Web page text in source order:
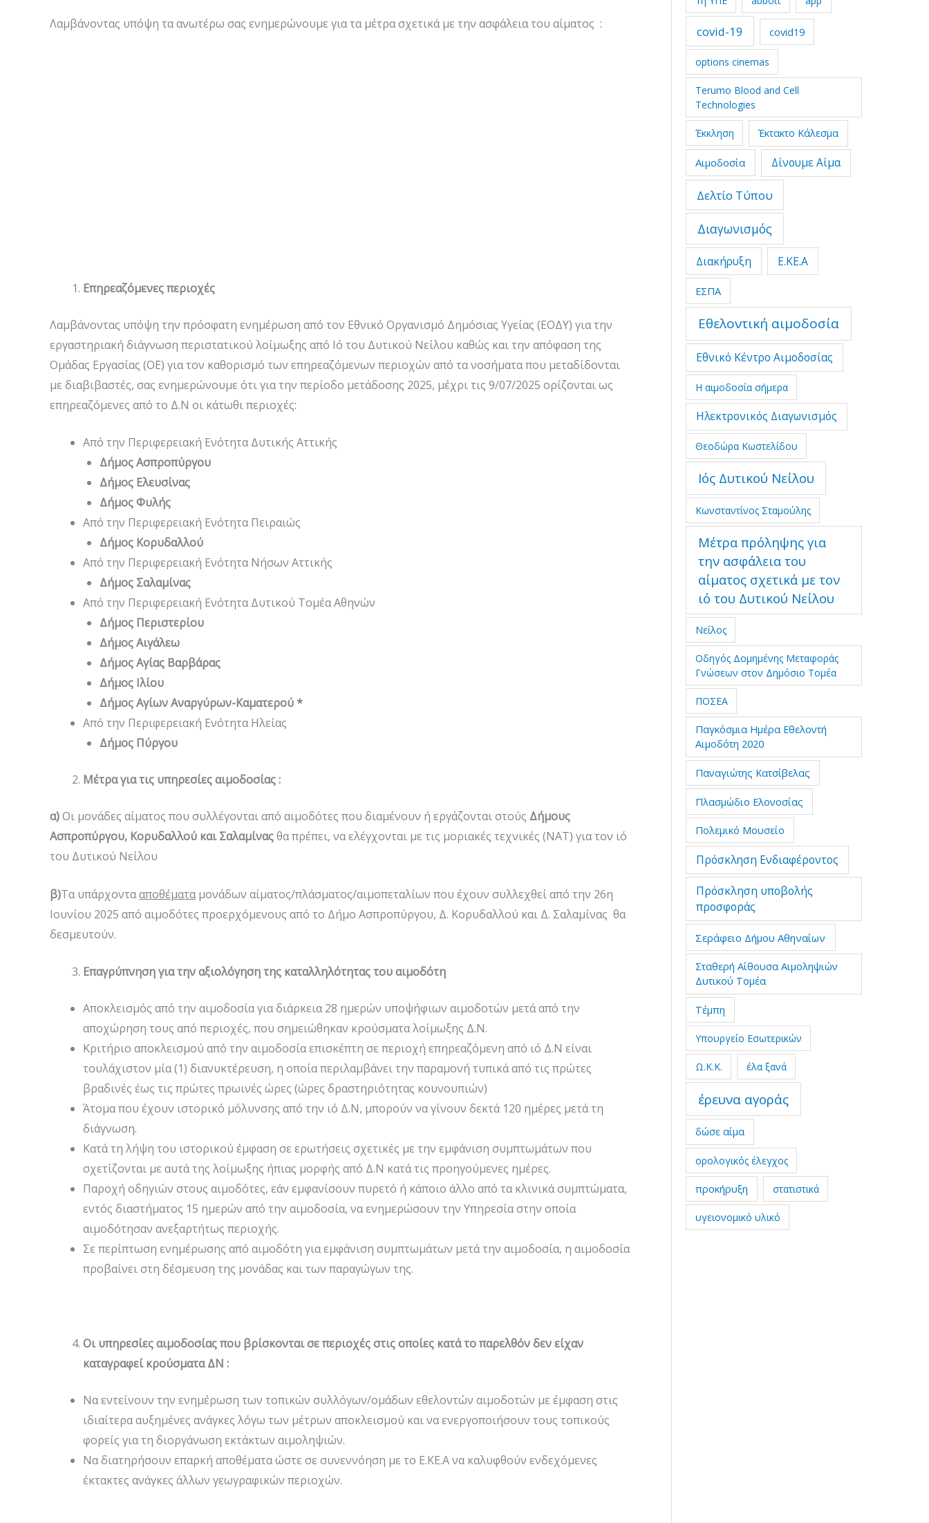
Λαμβάνοντας υπόψη τα ανωτέρω σας ενημερώνουμε για τα μέτρα σχετικά με την ασφάλεια του αίματος :
Επηρεαζόμενες περιοχές
Λαμβάνοντας υπόψη την πρόσφατη ενημέρωση από τον Εθνικό Οργανισμό Δημόσιας Υγείας (ΕΟΔΥ) για την
εργαστηριακή διάγνωση περιστατικού λοίμωξης από Ιό του Δυτικού Νείλου καθώς και την απόφαση της
Ομάδας Εργασίας (ΟΕ) για τον καθορισμό των επηρεαζόμενων περιοχών από τα νοσήματα που μεταδίδονται
με διαβιβαστές, σας ενημερώνουμε ότι για την περίοδο μετάδοσης 2025, μέχρι τις 9/07/2025 ορίζονται ως
επηρεαζόμενες από το Δ.Ν οι κάτωθι περιοχές:
Από την Περιφερειακή Ενότητα Δυτικής Αττικής
Δήμος Ασπροπύργου
Δήμος Ελευσίνας
Δήμος Φυλής
Από την Περιφερειακή Ενότητα Πειραιώς
Δήμος Κορυδαλλού
Από την Περιφερειακή Ενότητα Νήσων Αττικής
Δήμος Σαλαμίνας
Από την Περιφερειακή Ενότητα Δυτικού Τομέα Αθηνών
Δήμος Περιστερίου
Δήμος Αιγάλεω
Δήμος Αγίας Βαρβάρας
Δήμος Ιλίου
Δήμος Αγίων Αναργύρων-Καματερού *
Από την Περιφερειακή Ενότητα Ηλείας
Δήμος Πύργου
Μέτρα για τις υπηρεσίες αιμοδοσίας :
α)Οι μονάδες αίματος που συλλέγονται από αιμοδότες που διαμένουν ή εργάζονται στούς Δήμους
Ασπροπύργου, Κορυδαλλού και Σαλαμίναςθα πρέπει, να ελέγχονται με τις μοριακές τεχνικές (ΝΑΤ) για τον ιό
του Δυτικού Νείλου
β)Τα υπάρχοντααποθέματαμονάδων αίματος/πλάσματος/αιμοπεταλίων που έχουν συλλεχθεί από την 26η
Ιουνίου 2025 από αιμοδότες προερχόμενους από το Δήμο Ασπροπύργου, Δ. Κορυδαλλού και Δ. Σαλαμίνας θα
δεσμευτούν.
Επαγρύπνηση για την αξιολόγηση της καταλληλότητας του αιμοδότη
Αποκλεισμός από την αιμοδοσία για διάρκεια 28 ημερών υποψήφιων αιμοδοτών μετά από την
αποχώρηση τους από περιοχές, που σημειώθηκαν κρούσματα λοίμωξης Δ.Ν.
Κριτήριο αποκλεισμού από την αιμοδοσία επισκέπτη σε περιοχή επηρεαζόμενη από ιό Δ.Ν είναι
τουλάχιστον μία (1) διανυκτέρευση, η οποία περιλαμβάνει την παραμονή τυπικά από τις πρώτες
βραδινές έως τις πρώτες πρωινές ώρες (ώρες δραστηριότητας κουνουπιών)
Άτομα που έχουν ιστορικό μόλυνσης από την ιό Δ.Ν, μπορούν να γίνουν δεκτά 120 ημέρες μετά τη
διάγνωση.
Κατά τη λήψη του ιστορικού έμφαση σε ερωτήσεις σχετικές με την εμφάνιση συμπτωμάτων που
σχετίζονται με αυτά της λοίμωξης ήπιας μορφής από Δ.Ν κατά τις προηγούμενες ημέρες.
Παροχή οδηγιών στους αιμοδότες, εάν εμφανίσουν πυρετό ή κάποιο άλλο από τα κλινικά συμπτώματα,
εντός διαστήματος 15 ημερών από την αιμοδοσία, να ενημερώσουν την Υπηρεσία στην οποία
αιμοδότησαν ανεξαρτήτως περιοχής.
Σε περίπτωση ενημέρωσης από αιμοδότη για εμφάνιση συμπτωμάτων μετά την αιμοδοσία, η αιμοδοσία
προβαίνει στη δέσμευση της μονάδας και των παραγώγων της.
Οι υπηρεσίες αιμοδοσίας που βρίσκονται σε περιοχές στις οποίες κατά το παρελθόν δεν είχαν
καταγραφεί κρούσματα ΔΝ :
Να εντείνουν την ενημέρωση των τοπικών συλλόγων/ομάδων εθελοντών αιμοδοτών με έμφαση στις
ιδιαίτερα αυξημένες ανάγκες λόγω των μέτρων αποκλεισμού και να ενεργοποιήσουν τους τοπικούς
φορείς για τη διοργάνωση εκτάκτων αιμοληψιών.
Να διατηρήσουν επαρκή αποθέματα ώστε σε συνεννόηση με το Ε.ΚΕ.Α να καλυφθούν ενδεχόμενες
έκτακτες ανάγκες άλλων γεωγραφικών περιοχών.
covid-19 covid19
options cinemas
Terumo Blood and Cell
Technologies
Έκκληση Έκτακτο Κάλεσμα
Αιμοδοσία Δίνουμε Αίμα
Δελτίο Τύπου
Διαγωνισμός
Διακήρυξη Ε.ΚΕ.Α
ΕΣΠΑ
Εθελοντική αιμοδοσία
Εθνικό Κέντρο Αιμοδοσίας
Η αιμοδοσία σήμερα
Ηλεκτρονικός Διαγωνισμός
Θεοδώρα Κωστελίδου
Ιός Δυτικού Νείλου
Κωνσταντίνος Σταμούλης
Μέτρα πρόληψης για
την ασφάλεια του
αίματος σχετικά με τον
ιό του Δυτικού Νείλου
Νείλος
Οδηγός Δομημένης Μεταφοράς
Γνώσεων στον Δημόσιο Τομέα
ΠΟΣΕΑ
Παγκόσμια Ημέρα Εθελοντή
Αιμοδότη 2020
Παναγιώτης Κατσίβελας
Πλασμώδιο Ελονοσίας
Πολεμικό Μουσείο
Πρόσκληση Ενδιαφέροντος
Πρόσκληση υποβολής
προσφοράς
Σεράφειο Δήμου Αθηναίων
Σταθερή Αίθουσα Αιμοληψιών
Δυτικού Τομέα
Τέμπη
Υπουργείο Εσωτερικών
Ω.Κ.Κ. έλα ξανά
έρευνα αγοράς
δώσε αίμα
ορολογικός έλεγχος
προκήρυξη στατιστικά
υγειονομικό υλικό